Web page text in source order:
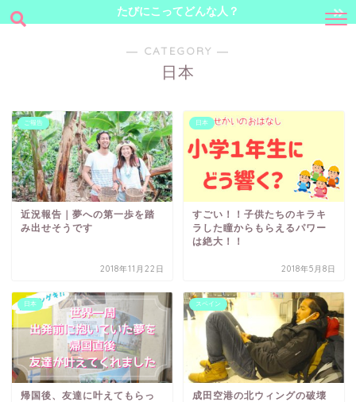
たびにこってどんな人？
― CATEGORY ―
日本
ご報告
近況報告｜夢への第一歩を踏
み出せそうです
2018年11月22日
日本
すごい！！子供たちのキラキ
ラした瞳からもらえるパワー
は絶大！！
2018年5月8日
日本
帰国後、友達に叶えてもらっ
スペイン
成田空港の北ウィングの破壊